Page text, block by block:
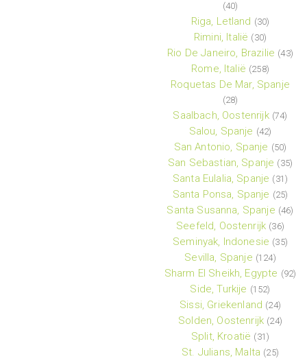
(40)
Riga, Letland (30)
Rimini, Italië (30)
Rio De Janeiro, Brazilie (43)
Rome, Italië (258)
Roquetas De Mar, Spanje
(28)
Saalbach, Oostenrijk (74)
Salou, Spanje (42)
San Antonio, Spanje (50)
San Sebastian, Spanje (35)
Santa Eulalia, Spanje (31)
Santa Ponsa, Spanje (25)
Santa Susanna, Spanje (46)
Seefeld, Oostenrijk (36)
Seminyak, Indonesie (35)
Sevilla, Spanje (124)
Sharm El Sheikh, Egypte (92)
Side, Turkije (152)
Sissi, Griekenland (24)
Solden, Oostenrijk (24)
Split, Kroatië (31)
St. Julians, Malta (25)